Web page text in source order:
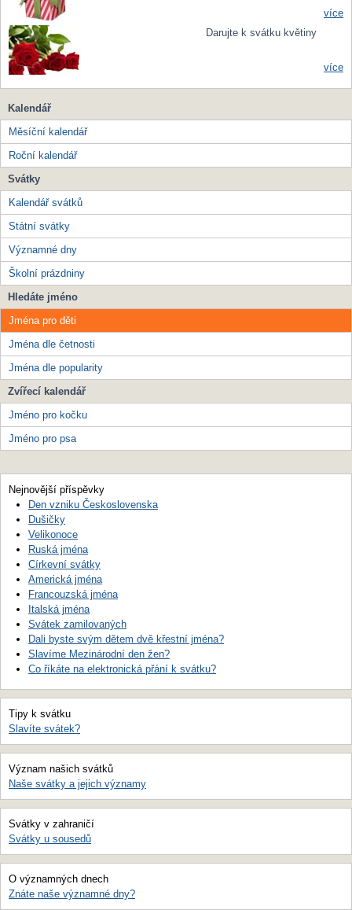
více
Darujte k svátku květiny
více
Kalendář
Měsíční kalendář
Roční kalendář
Svátky
Kalendář svátků
Státní svátky
Významné dny
Školní prázdniny
Hledáte jméno
Jména pro děti
Jména dle četnosti
Jména dle popularity
Zvířecí kalendář
Jméno pro kočku
Jméno pro psa
Nejnovější příspěvky
Den vzniku Československa
Dušičky
Velikonoce
Ruská jména
Církevní svátky
Americká jména
Francouzská jména
Italská jména
Svátek zamilovaných
Dali byste svým dětem dvě křestní jména?
Slavíme Mezinárodní den žen?
Co říkáte na elektronická přání k svátku?
Tipy k svátku
Slavíte svátek?
Význam našich svátků
Naše svátky a jejich významy
Svátky v zahraničí
Svátky u sousedů
O významných dnech
Znáte naše významné dny?